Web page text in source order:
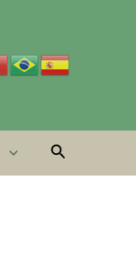
Pesquisar